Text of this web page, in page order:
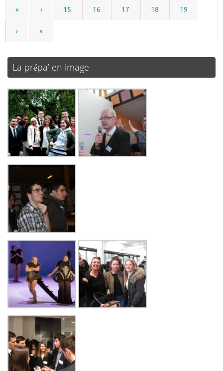
« ‹ 15 16 17 18 19
› »
La prépa’ en image